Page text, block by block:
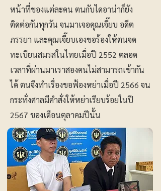
หน้าที่ของแต่ละคน ตนกับไดอาน่าก็ยัง
ติดต่อกันทุกวัน จนมาเจอคุณเจี๊ยบ อดีต
ภรรยา และคุณเจี๊ยบเองขอร้องให้ตนจด
ทะเบียนสมรสในไทยเมื่อปี 2552 ตลอด
เวลาที่ผ่านมาเราสองคนไม่สามารถเข้ากัน
ได้ ตนจึงทำเรื่องขอฟ้องหย่าเมื่อปี 2566 จน
กระทั่งศาลมีคำสั่งให้หย่าเรียบร้อยในปี
2567 ของเดือนตุลาคมปีนั้น